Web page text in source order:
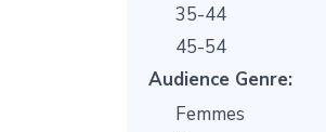
35-44
45-54
Audience Genre:
Femmes